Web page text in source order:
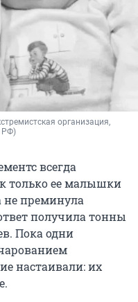
организация,
РФ)
всегда
только ее малышки
не преминула
получила тонны
Пока одни
настаивали: их